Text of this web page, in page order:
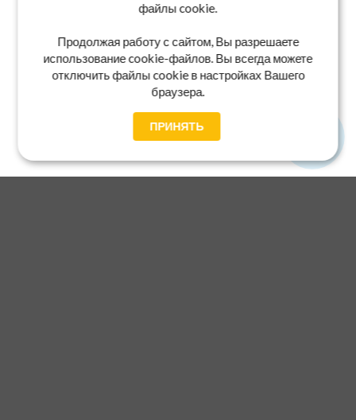
файлы cookie.
Продолжая работу с сайтом, Вы разрешаете
использование cookie-файлов. Вы всегда можете
отключить файлы cookie в настройках Вашего
браузера.
ПРИНЯТЬ